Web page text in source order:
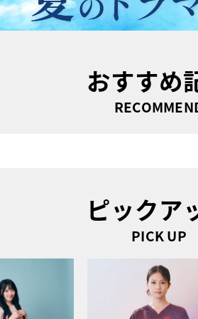
おすすめ
ピックア
PICK UP